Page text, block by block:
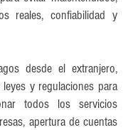
reales, confiabilidad y
desde el extranjero,
y regulaciones para
todos los servicios
apertura de cuentas